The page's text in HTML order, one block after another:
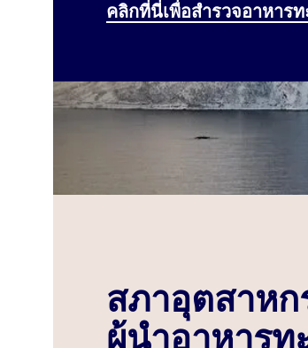
คลิกที่นี่เพื่อสำรวจอาหารท
สภาอุตสาหก
ผู้นำอาหารท